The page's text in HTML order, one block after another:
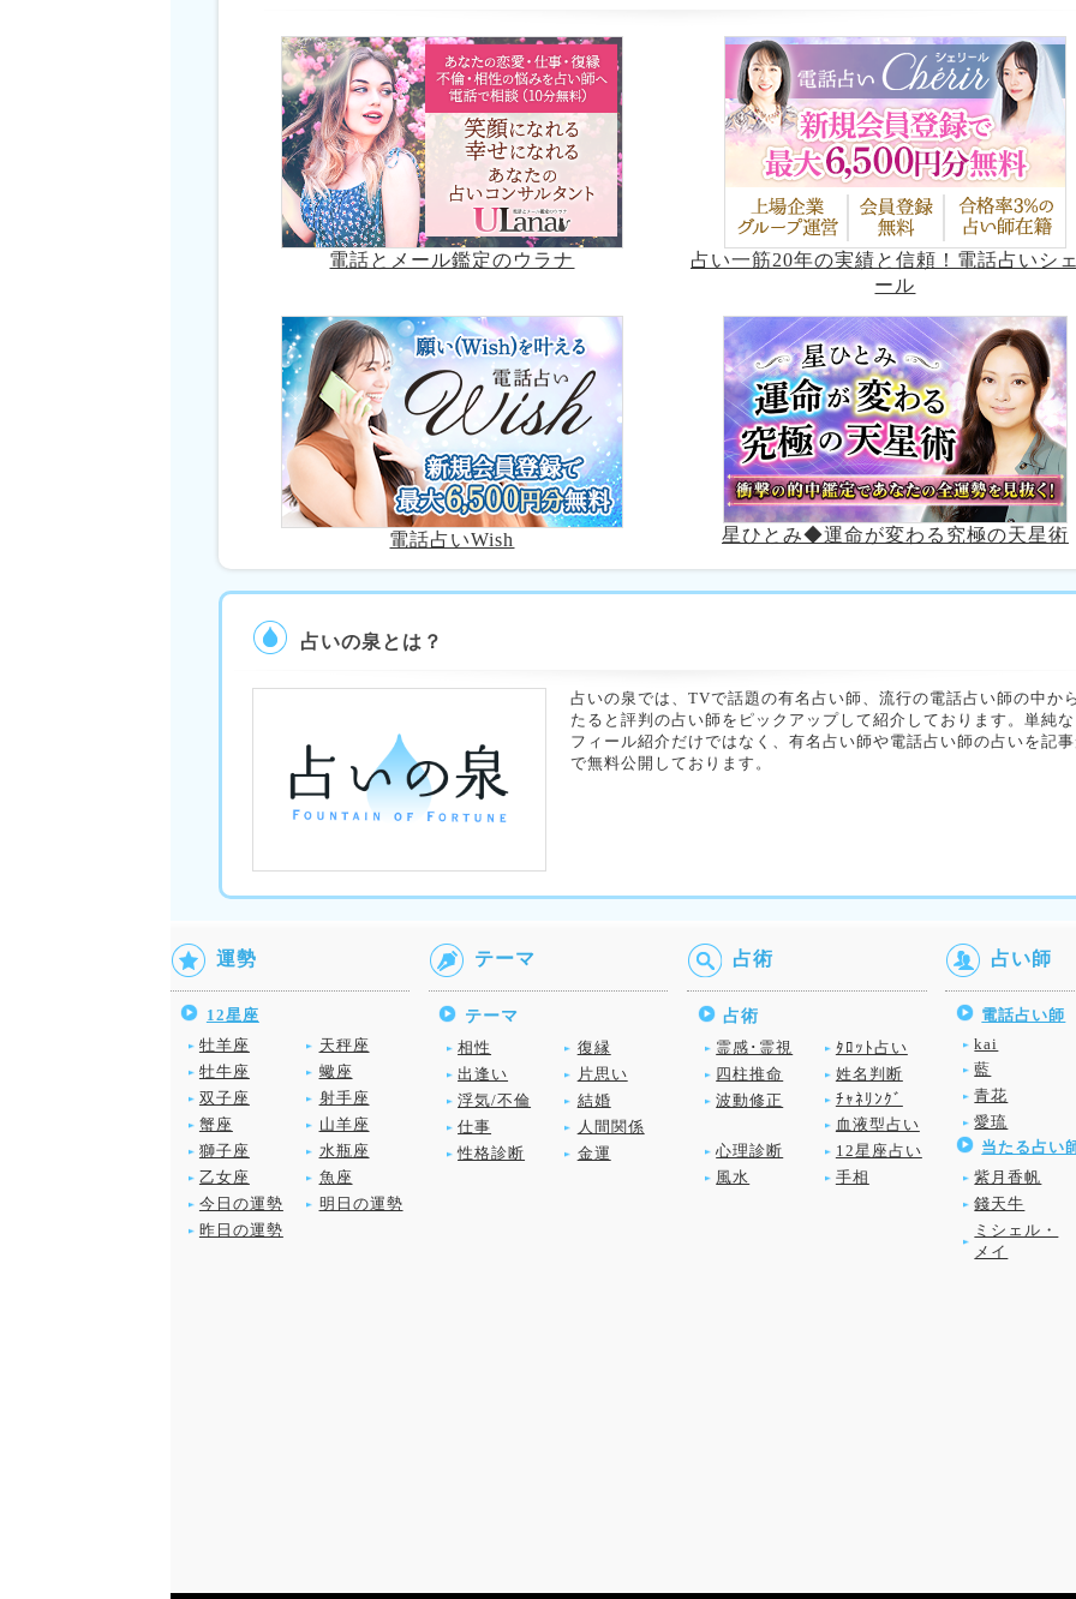
電話とメール鑑定のウラナ
占い一筋20年の実績と信頼！電話占いシ
ール
電話占いWish 星ひとみ◆運命が変わる究極の天星術
占いの泉とは？
占いの泉では、TVで話題の有名占い師、流行の電話占い師の中か
たると評判の占い師をピックアップして紹介しております。単純
フィール紹介だけではなく、有名占い師や電話占い師の占いを記
で無料公開しております。
運勢
12星座
牡羊座
天秤座
牡牛座
蠍座
双子座
射手座
蟹座
山羊座
獅子座
水瓶座
乙女座
魚座
今日の運勢
明日の運勢
昨日の運勢
テーマ
テーマ
相性
復縁
出逢い
片思い
浮気/不倫
結婚
仕事
人間関係
性格診断
金運
占術
占術
霊感･霊視
ﾀﾛｯﾄ占い
四柱推命
姓名判断
波動修正
ﾁｬﾈﾘﾝｸﾞ
血液型占い
心理診断
12星座占い
風水
手相
占い師
電話占い師
kai
藍
青花
愛琉
当たる占い
紫月香帆
錢天牛
ミシェル・
メイ